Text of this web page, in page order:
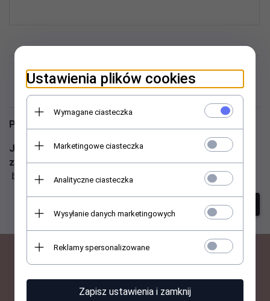
Niestety nie znaleziono
produktu!
Podaj inne słowa i spróbuj raz jeszcze
Jeśli nadal masz problem z wyszukaniem produktu -
zadzwoń do nas ☎ 513 059 007 lub napisz ✉
biuro@abant.pl
szukanie zaawansowane
Ustawienia plików cookies
Wymagane ciasteczka
Marketingowe ciasteczka
Analityczne ciasteczka
Wysyłanie danych marketingowych
Reklamy spersonalizowane
Zapisz ustawienia i zamknij